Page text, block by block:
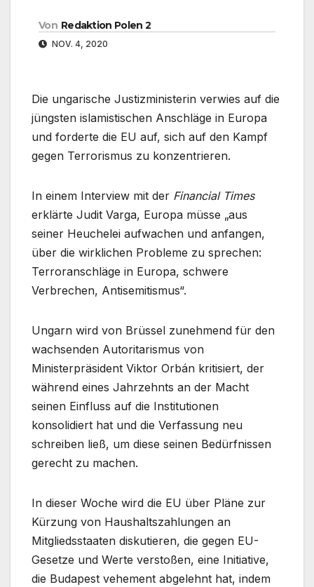
Von Redaktion Polen 2
NOV. 4, 2020
Die ungarische Justizministerin verwies auf die
jüngsten islamistischen Anschläge in Europa
und forderte die EU auf, sich auf den Kampf
gegen Terrorismus zu konzentrieren.
In einem Interview mit der Financial Times
erklärte Judit Varga, Europa müsse „aus
seiner Heuchelei aufwachen und anfangen,
über die wirklichen Probleme zu sprechen:
Terroranschläge in Europa, schwere
Verbrechen, Antisemitismus“.
Ungarn wird von Brüssel zunehmend für den
wachsenden Autoritarismus von
Ministerpräsident Viktor Orbán kritisiert, der
während eines Jahrzehnts an der Macht
seinen Einfluss auf die Institutionen
konsolidiert hat und die Verfassung neu
schreiben ließ, um diese seinen Bedürfnissen
gerecht zu machen.
In dieser Woche wird die EU über Pläne zur
Kürzung von Haushaltszahlungen an
Mitgliedsstaaten diskutieren, die gegen EU-
Gesetze und Werte verstoßen, eine Initiative,
die Budapest vehement abgelehnt hat, indem